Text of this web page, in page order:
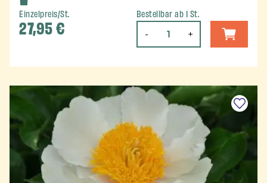
Einzelpreis/St.
27,95€
Bestellbar ab 1 St.
- +